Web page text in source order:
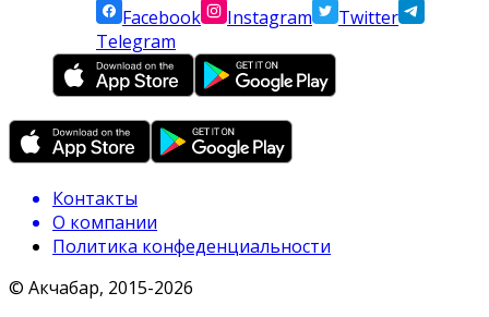
Facebook
Instagram
Twitter
Telegram
Контакты
О компании
Политика конфеденциальности
© Акчабар, 2015-2026